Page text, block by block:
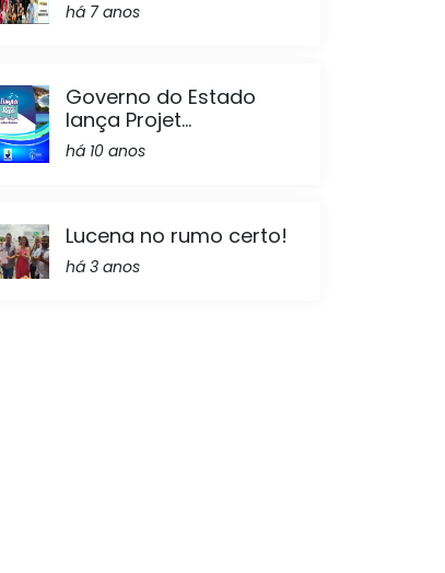
há 7 anos
Governo do Estado
lança Projet...
há 10 anos
Lucena no rumo certo!
há 3 anos